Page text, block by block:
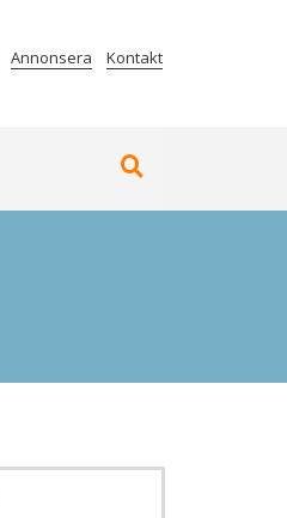
Annonsera Kontakt